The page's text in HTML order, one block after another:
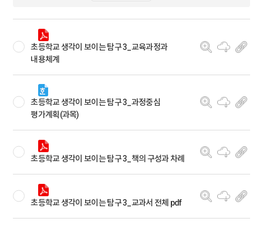
초등학교 생각이 보이는 탐구 3_교육과정과
내용체계
초등학교 생각이 보이는 탐구 3_과정중심
평가계획(과목)
초등학교 생각이 보이는 탐구 3_책의 구성과 차례
초등학교 생각이 보이는 탐구 3_교과서 전체 pdf